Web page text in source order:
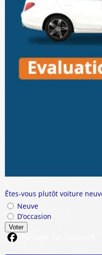
Êtes-vous plutôt voiture
Neuve
D’occasion
Voter